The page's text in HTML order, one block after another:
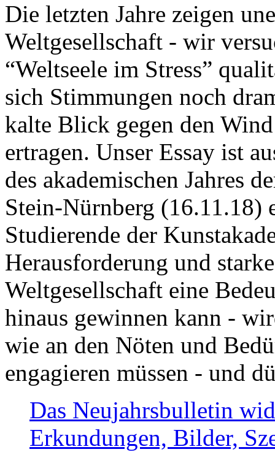
Die letzten Jahre zeigen
Weltgesellschaft - wir
“Weltseele im Stress”
sich Stimmungen noch
kalte Blick gegen den
ertragen. Unser Essay ist
des akademischen Jahres
Stein-Nürnberg (16.11.18)
Studierende der
Herausforderung und
Weltgesellschaft eine
hinaus gewinnen kann -
wie an den Nöten und
engagieren müssen - und
Das Neujahrsbulletin
Erkundungen, Bilder,